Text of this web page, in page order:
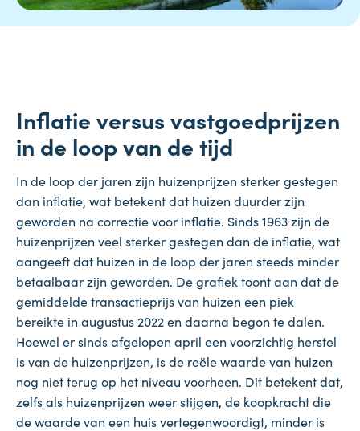
Inflatie versus vastgoedprijzen
in de loop van de tijd
In de loop der jaren zijn huizenprijzen sterker gestegen
dan inflatie, wat betekent dat huizen duurder zijn
geworden na correctie voor inflatie. Sinds 1963 zijn de
huizenprijzen veel sterker gestegen dan de inflatie, wat
aangeeft dat huizen in de loop der jaren steeds minder
betaalbaar zijn geworden. De grafiek toont aan dat de
gemiddelde transactieprijs van huizen een piek
bereikte in augustus 2022 en daarna begon te dalen.
Hoewel er sinds afgelopen april een voorzichtig herstel
is van de huizenprijzen, is de reële waarde van huizen
nog niet terug op het niveau voorheen. Dit betekent dat,
zelfs als huizenprijzen weer stijgen, de koopkracht die
de waarde van een huis vertegenwoordigt, minder is